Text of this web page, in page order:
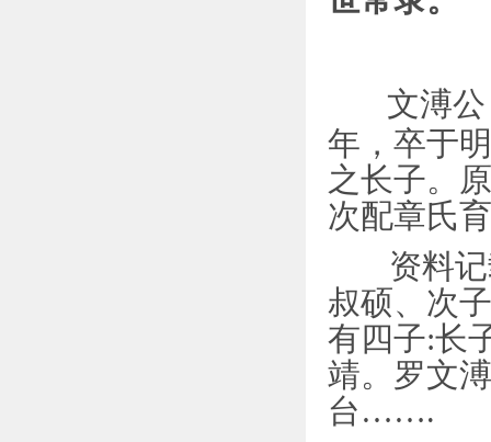
文溥
年，卒于
之长子。
次配章氏
资料记
叔硕、次
有四子:长
靖。罗文
台…….